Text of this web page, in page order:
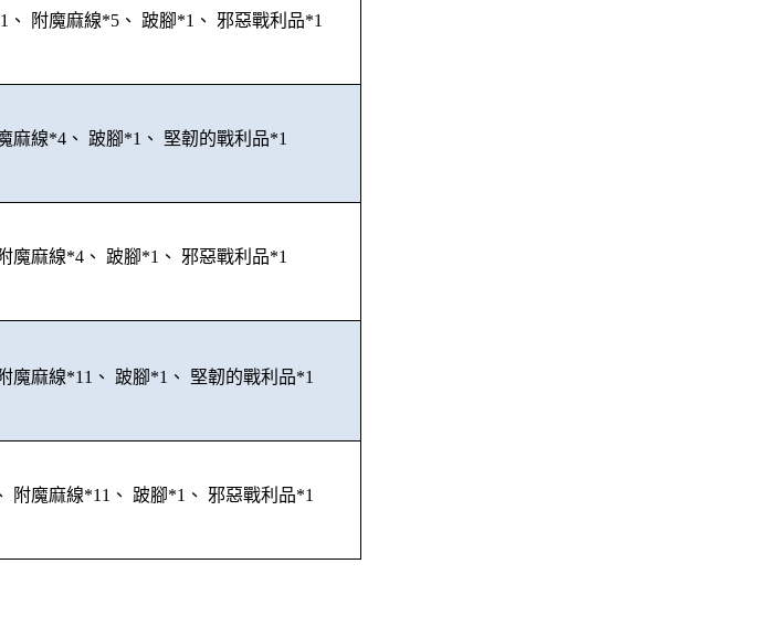
附魔麻線*5、 跛腳*1、 邪惡戰利品*1
麻線*4、 跛腳*1、 堅韌的戰利品*1
魔麻線*4、 跛腳*1、 邪惡戰利品*1
魔麻線*11、 跛腳*1、 堅韌的戰利品*1
附魔麻線*11、 跛腳*1、 邪惡戰利品*1